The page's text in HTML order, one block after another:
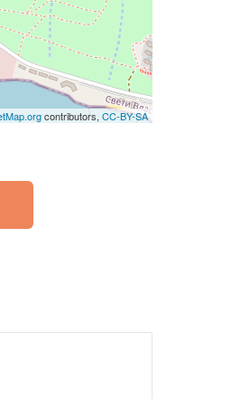
contributors, CC-BY-SA